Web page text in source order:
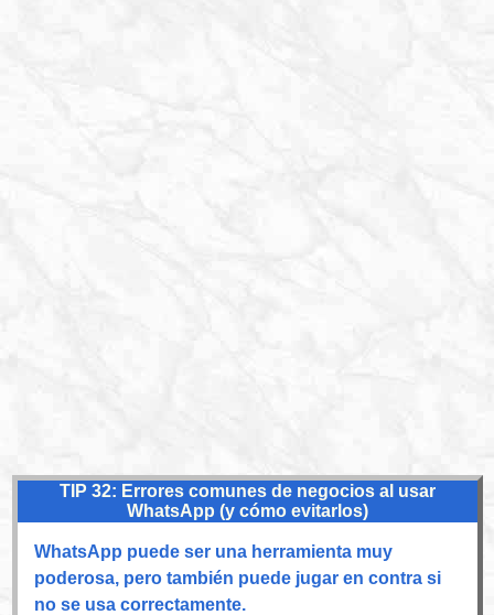
TIP 32: Errores comunes de negocios al usar
WhatsApp (y cómo evitarlos)
WhatsApp puede ser una herramienta muy
poderosa, pero también puede jugar en contra si
no se usa correctamente.